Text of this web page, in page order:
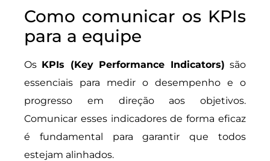
Como comunicar os KPIs
para a equipe
Os KPIs (Key Performance Indicators) são
essenciais para medir o desempenho e o
progresso em direção aos objetivos.
Comunicar esses indicadores de forma eficaz
é fundamental para garantir que todos
estejam alinhados.